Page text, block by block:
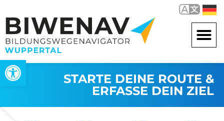
Werkzeugleiste öffnen
STARTE DEINE ROUTE &
ERFASSE DEIN ZIEL